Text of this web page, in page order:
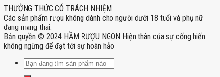
THƯỞNG THỨC CÓ TRÁCH NHIỆM
Các sản phẩm rượu không dành cho người dưới 18 tuổi và phụ nữ
đang mang thai.
Bản quyền © 2024 HẦM RƯỢU NGON Hiện thân của sự cống hiến
không ngừng để đạt tới sự hoàn hảo
Tìm
kiếm: